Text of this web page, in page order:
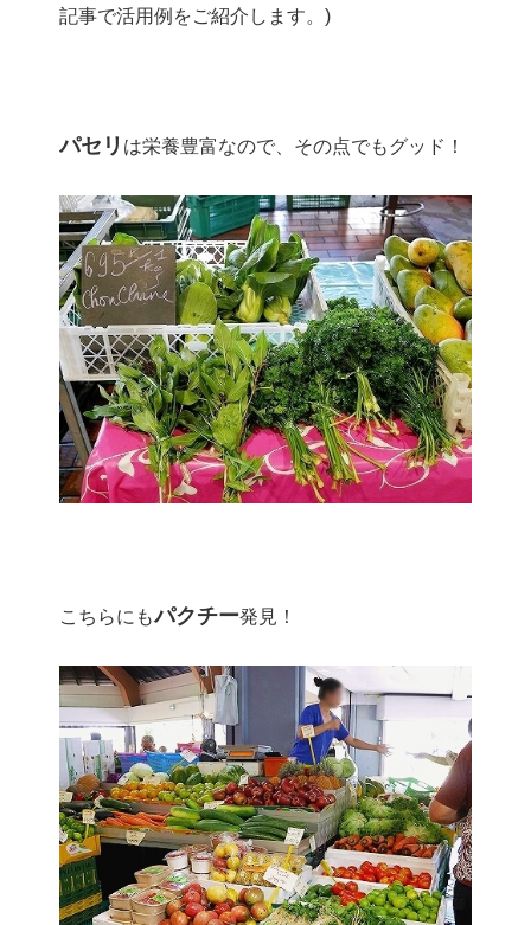
記事で活用例をご紹介します。)
パセリ は栄養豊富なので、その点でもグッド！
こちらにもパクチー発見！